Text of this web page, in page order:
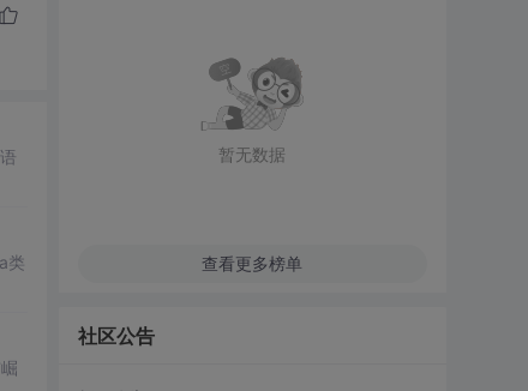
类
暂无数据
查看更多榜单
社区公告